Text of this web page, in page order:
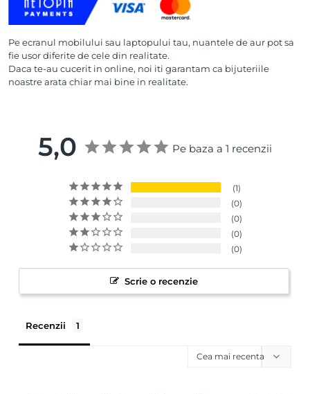
Pe ecranul mobilului sau laptopului tau, nuantele de aur pot sa
fie usor diferite de cele din realitate.
Daca te-au cucerit in online, noi iti garantam ca bijuteriile
noastre arata chiar mai bine in realitate.
5,0 Pe baza a 1 recenzii
1
0
0
0
0
Scrie o recenzie
Recenzii